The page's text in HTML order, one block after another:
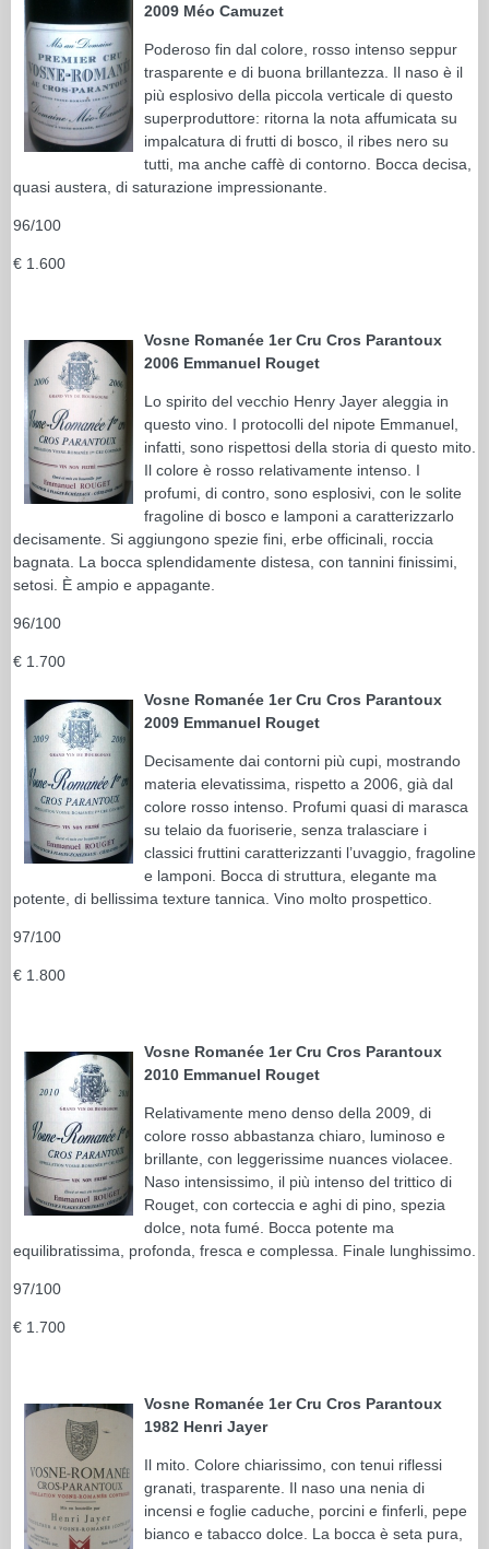
2009 Méo Camuzet
Poderoso fin dal colore, rosso intenso seppur
trasparente e di buona brillantezza. Il naso è il
più esplosivo della piccola verticale di questo
superproduttore: ritorna la nota affumicata su
impalcatura di frutti di bosco, il ribes nero su
tutti, ma anche caffè di contorno. Bocca decisa,
quasi austera, di saturazione impressionante.
96/100
€ 1.600
Vosne Romanée 1er Cru Cros Parantoux
2006 Emmanuel Rouget
Lo spirito del vecchio Henry Jayer aleggia in
questo vino. I protocolli del nipote Emmanuel,
infatti, sono rispettosi della storia di questo mito.
Il colore è rosso relativamente intenso. I
profumi, di contro, sono esplosivi, con le solite
fragoline di bosco e lamponi a caratterizzarlo
decisamente. Si aggiungono spezie fini, erbe officinali, roccia
bagnata. La bocca splendidamente distesa, con tannini finissimi,
setosi. È ampio e appagante.
96/100
€ 1.700
Vosne Romanée 1er Cru Cros Parantoux
2009 Emmanuel Rouget
Decisamente dai contorni più cupi, mostrando
materia elevatissima, rispetto a 2006, già dal
colore rosso intenso. Profumi quasi di marasca
su telaio da fuoriserie, senza tralasciare i
classici fruttini caratterizzanti l’uvaggio, fragoline
e lamponi. Bocca di struttura, elegante ma
potente, di bellissima texture tannica. Vino molto prospettico.
97/100
€ 1.800
Vosne Romanée 1er Cru Cros Parantoux
2010 Emmanuel Rouget
Relativamente meno denso della 2009, di
colore rosso abbastanza chiaro, luminoso e
brillante, con leggerissime nuances violacee.
Naso intensissimo, il più intenso del trittico di
Rouget, con corteccia e aghi di pino, spezia
dolce, nota fumé. Bocca potente ma
equilibratissima, profonda, fresca e complessa. Finale lunghissimo.
97/100
€ 1.700
Vosne Romanée 1er Cru Cros Parantoux
1982 Henri Jayer
Il mito. Colore chiarissimo, con tenui riflessi
granati, trasparente. Il naso una nenia di
incensi e foglie caduche, porcini e finferli, pepe
bianco e tabacco dolce. La bocca è seta pura,